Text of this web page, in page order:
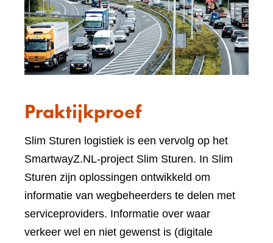
Praktijkproef
Slim Sturen logistiek is een vervolg op het
SmartwayZ.NL-project Slim Sturen. In Slim
Sturen zijn oplossingen ontwikkeld om
informatie van wegbeheerders te delen met
serviceproviders. Informatie over waar
verkeer wel en niet gewenst is (digitale